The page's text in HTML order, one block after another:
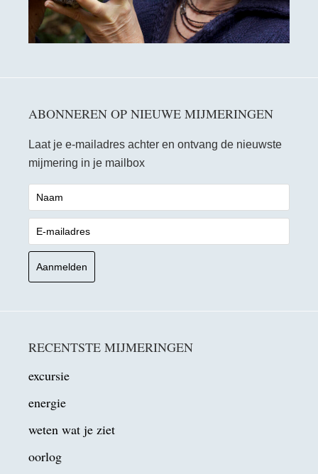
ABONNEREN OP NIEUWE MIJMERINGEN
Laat je e-mailadres achter en ontvang de nieuwste
mijmering in je mailbox
RECENTSTE MIJMERINGEN
excursie
energie
weten wat je ziet
oorlog